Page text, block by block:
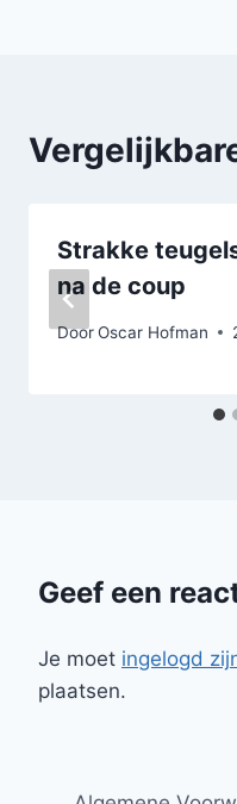
Strakke
na de coup
DoorOscar Hofman
Geef een
Je moet ingelogd
plaatsen.